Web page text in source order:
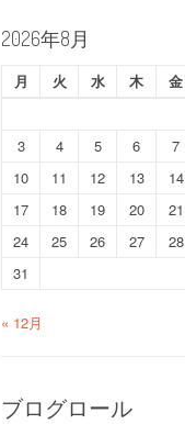
2026年8月
月 火 水 木 金
3
4 5 6 7
10
11 12 13 14
17
18 19 20 21
24
25 26 27 28
31
« 12月
ブログロール